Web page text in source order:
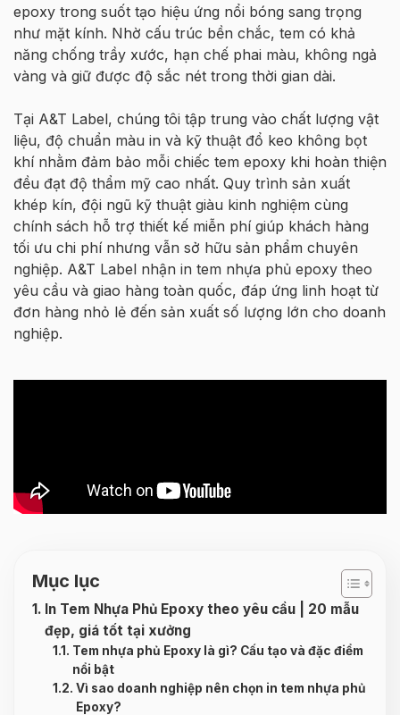
epoxy trong suốt tạo hiệu ứng nổi bóng sang trọng
như mặt kính. Nhờ cấu trúc bền chắc, tem có khả
năng chống trầy xước, hạn chế phai màu, không ngả
vàng và giữ được độ sắc nét trong thời gian dài.
Tại A&T Label, chúng tôi tập trung vào chất lượng vật
liệu, độ chuẩn màu in và kỹ thuật đổ keo không bọt
khí nhằm đảm bảo mỗi chiếc tem epoxy khi hoàn thiện
đều đạt độ thẩm mỹ cao nhất. Quy trình sản xuất
khép kín, đội ngũ kỹ thuật giàu kinh nghiệm cùng
chính sách hỗ trợ thiết kế miễn phí giúp khách hàng
tối ưu chi phí nhưng vẫn sở hữu sản phẩm chuyên
nghiệp. A&T Label nhận in tem nhựa phủ epoxy theo
yêu cầu và giao hàng toàn quốc, đáp ứng linh hoạt từ
đơn hàng nhỏ lẻ đến sản xuất số lượng lớn cho doanh
nghiệp.
Mục lục
In Tem Nhựa Phủ Epoxy theo yêu cầu | 20 mẫu
đẹp, giá tốt tại xưởng
Tem nhựa phủ Epoxy là gì? Cấu tạo và đặc điểm
nổi bật
Vì sao doanh nghiệp nên chọn in tem nhựa phủ
Epoxy?